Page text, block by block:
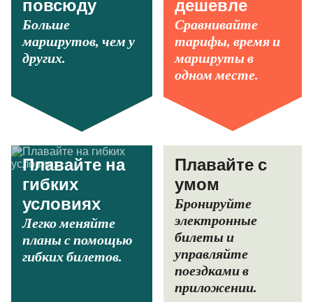
повсюду
Больше
маршрутов, чем у
других.
дешевле
Сравнивайте
тарифы, время и
маршруты в
одном месте.
Плавайте на
гибких
условиях
Легко меняйте
планы с помощью
гибких билетов.
Плавайте с
умом
Бронируйте
электронные
билеты и
управляйте
поездками в
приложении.